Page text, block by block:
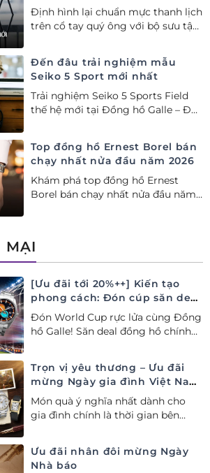
Định hình lại chuẩn mực thanh lịch
trên cổ tay quý ông với bộ sưu tập
Đến đâu trải nghiệm mẫu
Seiko 5 Sport mới nhất
Trải nghiệm Seiko 5 Sports Field
thế hệ mới tại Đồng hồ Galle – Đại
Top đồng hồ Ernest Borel bán
chạy nhất nửa đầu năm 2026
Khám phá top đồng hồ Ernest
Borel bán chạy nhất nửa đầu năm
MẠI
[Ưu đãi tới 20%++] Kiến tạo
phong cách: Đón cúp săn deal
– Siêu ưu đãi đồng hành cùng
World Cup
Đón World Cup rực lửa cùng Đồng
hồ Galle! Săn deal đồng hồ chính
Trọn vị yêu thương – Ưu đãi
mừng Ngày gia đình Việt Nam
28/06
Món quà ý nghĩa nhất dành cho
gia đình chính là thời gian bên
Gia đình Việt Nam.
Ưu đãi nhân đôi mừng Ngày
Nhà báo